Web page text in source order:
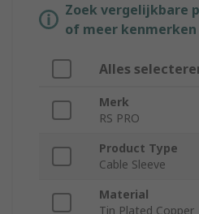
Zoek vergelijkbare
of meer
Alles
Merk
RS PRO
Product Type
Cable Sleeve
Material
Tin Plated Copper